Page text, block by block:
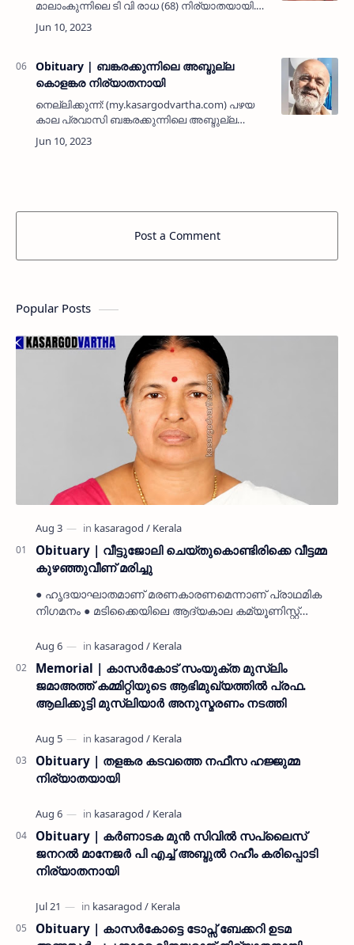
മാലാംകുന്നിലെ ടി വി രാധ (68) നിര്യാതയായി.
പരേതരായ അംബു വൈദ്യര്‍ - വെള്ളച്ചി അമ്മ
ദമ്പതികളുടെ മകളാണ്. ഭര്‍ത്താവ്: കെ വി
Obituary | ബങ്കരക്കുന്നിലെ അബ്ദുല്ല
കൊളങ്കര നിര്യാതനായി
നെല്ലിക്കുന്ന്: (my.kasargodvartha.com) പഴയ
കാല പ്രവാസി ബങ്കരക്കുന്നിലെ അബ്ദുല്ല
കൊളങ്കര (77) നിര്യാതനായി. ഭാര്യ:
പരേതയായ ജമീല. മക്കള്‍: ശാഹുല്‍ ഹമീദ്
Post a Comment
Popular Posts
Obituary | വീട്ടുജോലി ചെയ്തുകൊണ്ടിരിക്കെ വീട്ടമ്മ
കുഴഞ്ഞുവീണ് മരിച്ചു
● ഹൃദയാഘാതമാണ് മരണകാരണമെന്നാണ് പ്രാഥമിക
നിഗമനം ● മടിക്കൈയിലെ ആദ്യകാല കമ്യൂണിസ്റ്റ്
മകളാണ് ● വിവരമറിഞ്ഞ് ജനപ്ര…
Memorial | കാസർകോട് സംയുക്ത മുസ്ലിം
ജമാഅത്ത് കമ്മിറ്റിയുടെ ആഭിമുഖ്യത്തിൽ പ്രഫ.
ആലിക്കുട്ടി മുസ്ലിയാർ അനുസ്മരണം നടത്തി
Obituary | തളങ്കര കടവത്തെ നഫീസ ഹജ്ജുമ്മ
നിര്യാതയായി
Obituary | കർണാടക മുൻ സിവില്‍ സപ്ലൈസ്
ജനറൽ മാനേജർ പി എച്ച് അബ്ദുൽ റഹീം കരിപ്പൊടി
നിര്യാതനായി
Obituary | കാസർകോട്ടെ ടോപ്സ് ബേക്കറി ഉടമ